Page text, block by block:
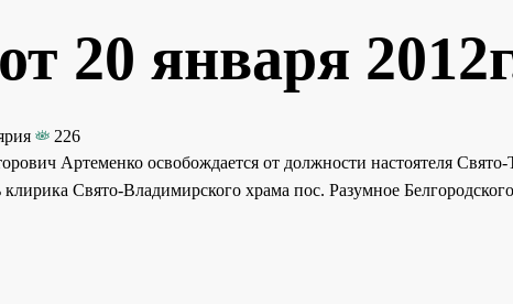
20 января
226
Артеменко освобождается от должности настоятеля
клирика Свято-Владимирского храма пос. Разумное